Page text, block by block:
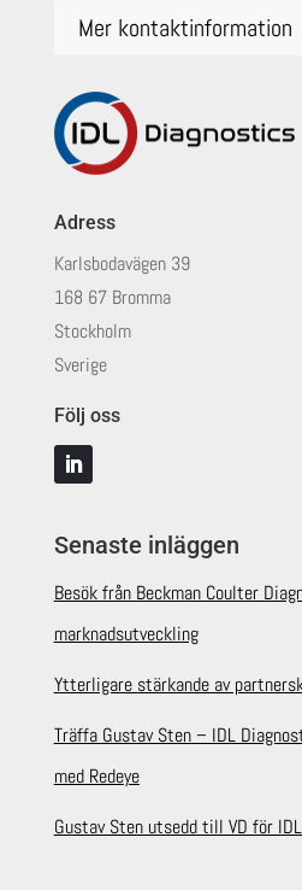
Mer kontaktinformation
Adress
Karlsbodavägen 39
168 67 Bromma
Stockholm
Sverige
Följ oss
Senaste inläggen
Besök från Beckman Coulter
marknadsutveckling
Ytterligare stärkande av
Träffa Gustav Sten – IDL
med Redeye
Gustav Sten utsedd till VD för